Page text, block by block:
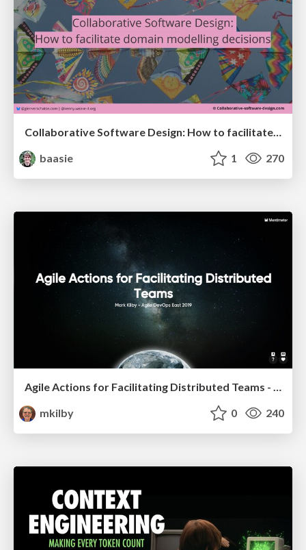
Collaborative Software Design: How to facilitate domain modelling decisions
baasie
1 270
Agile Actions for Facilitating Distributed Teams - ADO2019
mkilby
0 240